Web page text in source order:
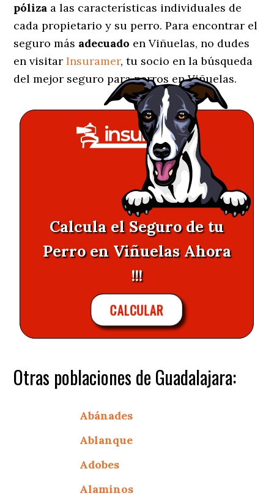
póliza a las características individuales de
cada propietario y su perro. Para encontrar el
seguro más adecuado en Viñuelas, no dudes
en visitarInsuramer, tu socio en la búsqueda
del mejor seguro para perros en Viñuelas.
Calcula el Seguro de tu
Perro en Viñuelas Ahora
!!!
CALCULAR
Otras poblaciones de Guadalajara:
Abánades
Ablanque
Adobes
Alaminos